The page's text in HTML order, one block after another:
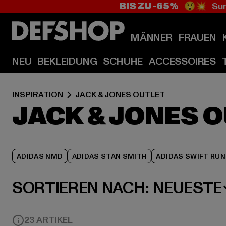
BIS ZU -65% 😲💥
MÄNNER FRAUEN
NEU BEKLEIDUNG SCHUHE ACCESSOIRES
INSPIRATION JACK & JONES OUTLET
JACK & JONES
ADIDAS NMD ADIDAS STAN SMITH ADIDAS SWIFT RUN
SORTIEREN NACH: NEUESTE
23 ARTIKEL